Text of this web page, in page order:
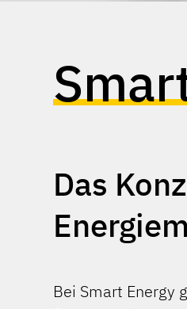
Das
Bei Smart Energy